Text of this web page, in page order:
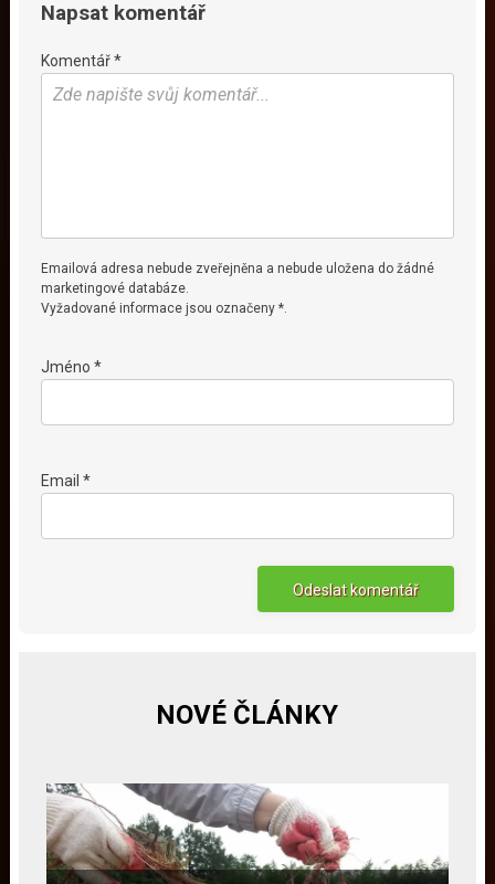
Napsat komentář
Komentář *
Emailová adresa nebude zveřejněna a nebude uložena do žádné
marketingové databáze.
Vyžadované informace jsou označeny *.
Jméno *
Email *
NOVÉ ČLÁNKY